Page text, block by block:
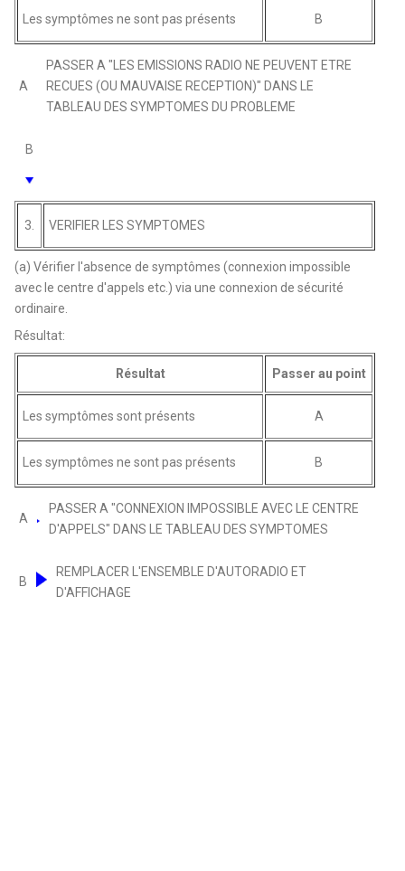
Les symptômes ne sont pas présents B
A
PASSER A "LES EMISSIONS RADIO NE PEUVENT ETRE
RECUES (OU MAUVAISE RECEPTION)" DANS LE
TABLEAU DES SYMPTOMES DU PROBLEME
B
3. VERIFIER LES SYMPTOMES
(a) Vérifier l'absence de symptômes (connexion impossible
avec le centre d'appels etc.) via une connexion de sécurité
ordinaire.
Résultat:
Résultat Passer au point
Les symptômes sont présents A
Les symptômes ne sont pas présents B
A
PASSER A "CONNEXION IMPOSSIBLE AVEC LE CENTRE
D'APPELS" DANS LE TABLEAU DES SYMPTOMES
B
REMPLACER L'ENSEMBLE D'AUTORADIO ET
D'AFFICHAGE